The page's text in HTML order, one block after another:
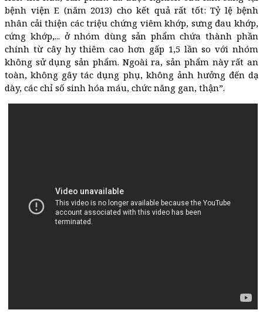
bệnh viện E (năm 2013) cho kết quả rất tốt: Tỷ lệ bệnh
nhân cải thiện các triệu chứng viêm khớp, sưng đau khớp,
cứng khớp,... ở nhóm dùng sản phẩm chứa thành phần
chính từ cây hy thiêm cao hơn gấp 1,5 lần so với nhóm
không sử dụng sản phẩm. Ngoài ra, sản phẩm này rất an
toàn, không gây tác dụng phụ, không ảnh hưởng đến dạ
dày, các chỉ số sinh hóa máu, chức năng gan, thận”.